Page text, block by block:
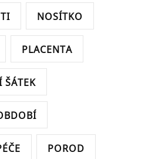
NOSÍTKO
PLACENTA
POROD